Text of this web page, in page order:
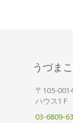
うづま
〒105-
ハウス1Ｆ
03-6809-